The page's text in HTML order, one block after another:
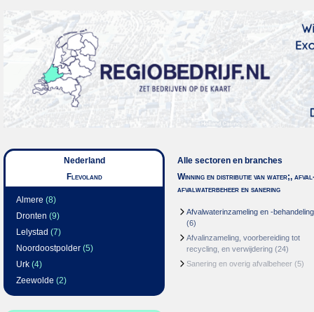
Nederland
Flevoland
Almere (8)
Dronten (9)
Lelystad (7)
Noordoostpolder (5)
Urk (4)
Zeewolde (2)
Alle sectoren en branches
Winning en distributie van water;,
afvalwaterbeheer en sanering
Afvalwaterinzameling en -behandeling
(6)
Afvalinzameling, voorbereiding tot
recycling, en verwijdering (24)
Sanering en overig afvalbeheer (5)